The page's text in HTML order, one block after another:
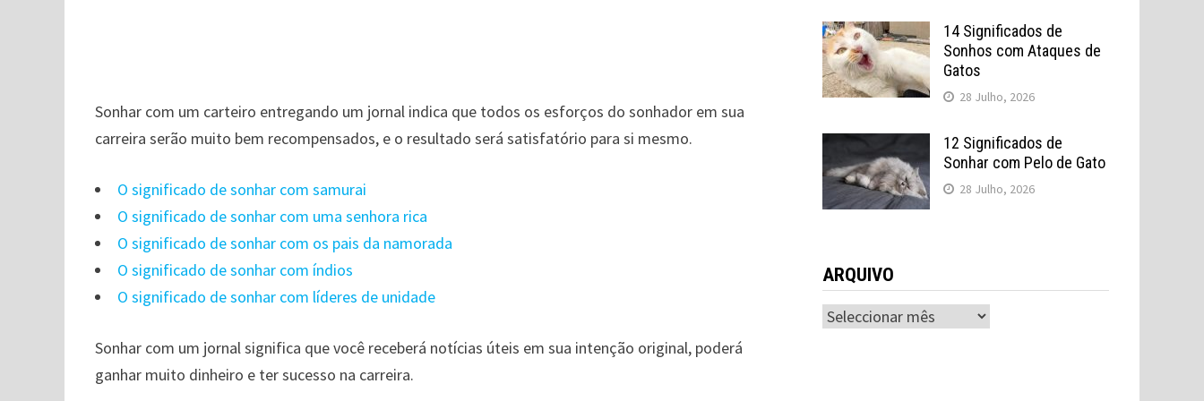
Sonhar com um carteiro entregando um jornal indica que todos os esforços do sonhador em sua
carreira serão muito bem recompensados, e o resultado será satisfatório para si mesmo.
O significado de sonhar com samurai
O significado de sonhar com uma senhora rica
O significado de sonhar com os pais da namorada
O significado de sonhar com índios
O significado de sonhar com líderes de unidade
Sonhar com um jornal significa que você receberá notícias úteis em sua intenção original, poderá
ganhar muito dinheiro e ter sucesso na carreira.
14 Significados de
Sonhos com Ataques de
Gatos
28 Julho, 2026
12 Significados de
Sonhar com Pelo de Gato
28 Julho, 2026
ARQUIVO
ARQUIVO